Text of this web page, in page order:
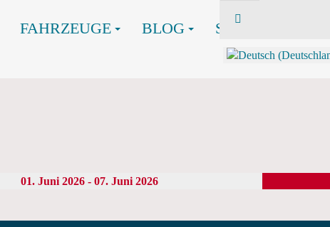
FAHRZEUGE BLOG SHOP
01. Juni 2026 - 07. Juni 2026